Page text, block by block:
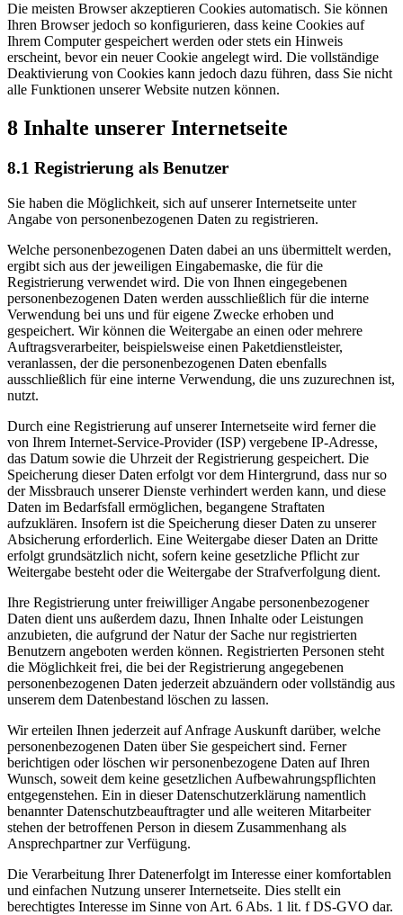
Die meisten Browser akzeptieren Cookies automatisch. Sie können
Ihren Browser jedoch so konfigurieren, dass keine Cookies auf
Ihrem Computer gespeichert werden oder stets ein Hinweis
erscheint, bevor ein neuer Cookie angelegt wird. Die vollständige
Deaktivierung von Cookies kann jedoch dazu führen, dass Sie nicht
alle Funktionen unserer Website nutzen können.
8 Inhalte unserer Internetseite
8.1 Registrierung als Benutzer
Sie haben die Möglichkeit, sich auf unserer Internetseite unter
Angabe von personenbezogenen Daten zu registrieren.
Welche personenbezogenen Daten dabei an uns übermittelt werden,
ergibt sich aus der jeweiligen Eingabemaske, die für die
Registrierung verwendet wird. Die von Ihnen eingegebenen
personenbezogenen Daten werden ausschließlich für die interne
Verwendung bei uns und für eigene Zwecke erhoben und
gespeichert. Wir können die Weitergabe an einen oder mehrere
Auftragsverarbeiter, beispielsweise einen Paketdienstleister,
veranlassen, der die personenbezogenen Daten ebenfalls
ausschließlich für eine interne Verwendung, die uns zuzurechnen ist,
nutzt.
Durch eine Registrierung auf unserer Internetseite wird ferner die
von Ihrem Internet-Service-Provider (ISP) vergebene IP-Adresse,
das Datum sowie die Uhrzeit der Registrierung gespeichert. Die
Speicherung dieser Daten erfolgt vor dem Hintergrund, dass nur so
der Missbrauch unserer Dienste verhindert werden kann, und diese
Daten im Bedarfsfall ermöglichen, begangene Straftaten
aufzuklären. Insofern ist die Speicherung dieser Daten zu unserer
Absicherung erforderlich. Eine Weitergabe dieser Daten an Dritte
erfolgt grundsätzlich nicht, sofern keine gesetzliche Pflicht zur
Weitergabe besteht oder die Weitergabe der Strafverfolgung dient.
Ihre Registrierung unter freiwilliger Angabe personenbezogener
Daten dient uns außerdem dazu, Ihnen Inhalte oder Leistungen
anzubieten, die aufgrund der Natur der Sache nur registrierten
Benutzern angeboten werden können. Registrierten Personen steht
die Möglichkeit frei, die bei der Registrierung angegebenen
personenbezogenen Daten jederzeit abzuändern oder vollständig aus
unserem dem Datenbestand löschen zu lassen.
Wir erteilen Ihnen jederzeit auf Anfrage Auskunft darüber, welche
personenbezogenen Daten über Sie gespeichert sind. Ferner
berichtigen oder löschen wir personenbezogene Daten auf Ihren
Wunsch, soweit dem keine gesetzlichen Aufbewahrungspflichten
entgegenstehen. Ein in dieser Datenschutzerklärung namentlich
benannter Datenschutzbeauftragter und alle weiteren Mitarbeiter
stehen der betroffenen Person in diesem Zusammenhang als
Ansprechpartner zur Verfügung.
Die Verarbeitung Ihrer Datenerfolgt im Interesse einer komfortablen
und einfachen Nutzung unserer Internetseite. Dies stellt ein
berechtigtes Interesse im Sinne von Art. 6 Abs. 1 lit. f DS-GVO dar.